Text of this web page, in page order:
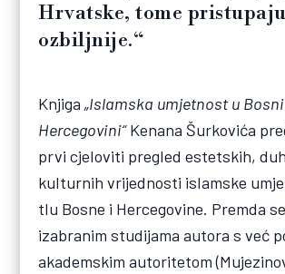
Hrvatske, tome
ozbiljnije.“
Knjiga„Islamska umjetnost u
Hercegovini“Kenana Šurkovića
prvi cjeloviti pregled estetskih,
kulturnih vrijednosti islamske
tlu Bosne i Hercegovine. Premda
izabranim studijama autora s već
akademskim autoritetom